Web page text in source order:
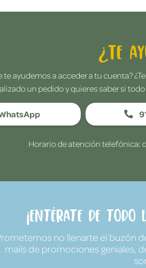
¿Te
te ayudemos a acceder a tu cuenta?
un pedido y quieres saber si
Horario de atención telefónica:
¡Entérate de todo
no llenarte el buzón
mails de promociones geniales,